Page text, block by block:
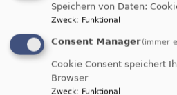
So, 16.8.
Gottesdienst, siehe
Speichern von Daten:
Zweck: Funktional
Consent Manager (immer
Cookie Consent speichert
Browser
Zweck: Funktional